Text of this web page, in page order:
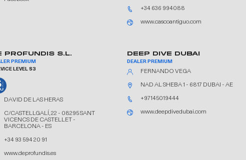
+34 636 994088
www.cascoantiguo.com
PROFUNDIS S.L.
PREMIUM
LEVEL S3
DAVID DE LAS HERAS
C/CASTELLGALÍ, 22 - 08295 SANT
VICENCS DE CASTELLET -
BARCELONA - ES
+34 93 594 20 91
www.deprofundis.es
DEEP DIVE DUBAI
DEALER PREMIUM
FERNANDO VEGA
NAD AL SHEBA 1 - 6817 DUBAI - AE
+97145019444
www.deepdivedubai.com